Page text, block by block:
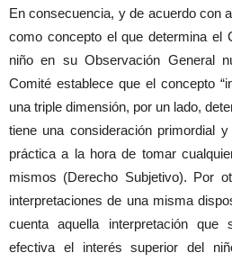
En consecuencia, y de acuerdo con
como concepto el que determina el
niño en su Observación General
Comité establece que el concepto
una triple dimensión, por un lado,
tiene una consideración primordial
práctica a la hora de tomar
mismos (Derecho Subjetivo). Por
interpretaciones de una misma
cuenta aquella interpretación que
efectiva el interés superior del